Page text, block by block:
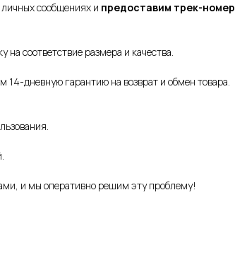
сообщениях и предоставим трек-номер
соответствие размера и качества.
14-дневную гарантию на возврат и обмен товара.
и мы оперативно решим эту проблему!